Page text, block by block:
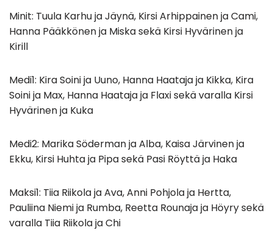
Minit: Tuula Karhu ja Jäynä, Kirsi Arhippainen ja Cami,
Hanna Pääkkönen ja Miska sekä Kirsi Hyvärinen ja
Kirill
Medi1: Kira Soini ja Uuno, Hanna Haataja ja Kikka, Kira
Soini ja Max, Hanna Haataja ja Flaxi sekä varalla Kirsi
Hyvärinen ja Kuka
Medi2: Marika Söderman ja Alba, Kaisa Järvinen ja
Ekku, Kirsi Huhta ja Pipa sekä Pasi Röyttä ja Haka
Maksi1: Tiia Riikola ja Ava, Anni Pohjola ja Hertta,
Pauliina Niemi ja Rumba, Reetta Rounaja ja Höyry sekä
varalla Tiia Riikola ja Chi